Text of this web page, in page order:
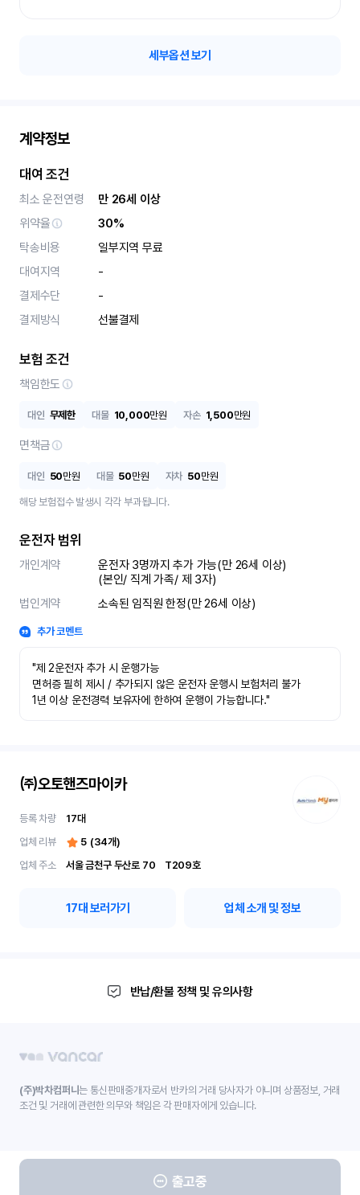
세부옵션 보기
계약정보
대여 조건
최소 운전연령
만 26세 이상
위약율
30%
탁송비용
일부지역 무료
대여지역
-
결제수단
-
결제방식
선불결제
보험 조건
책임한도
대인 무제한 대물 10,000만원 자손 1,500만원
면책금
대인 50만원 대물 50만원 자차 50만원
해당 보험접수 발생시 각각 부과됩니다.
운전자 범위
개인계약
운전자 3명까지 추가 가능(만 26세 이상)
(본인/ 직계 가족/ 제 3자)
법인계약
소속된 임직원 한정(만 26세 이상)
추가 코멘트
"제 2운전자 추가 시 운행가능
면허증 필히 제시 / 추가되지 않은 운전자 운행시 보험처리 불가
1년 이상 운전경력 보유자에 한하여 운행이 가능합니다."
㈜오토핸즈마이카
등록 차량 17대
업체 리뷰
5 (34개)
업체 주소
서울 금천구 두산로 70	 T209호
17대 보러가기 업체 소개 및 정보
반납/환불 정책 및 유의사항
출고중
(주)박차컴퍼니는 통신판매중개자로서 반카의 거래 당사자가 아니며 상품정보, 거래
조건 및 거래에 관련한 의무와 책임은 각 판매자에게 있습니다.